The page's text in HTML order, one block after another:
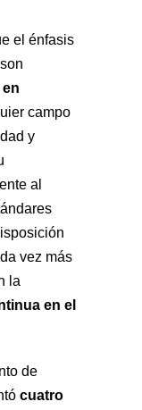
el énfasis
campo
y
al
vez más
la
en el
de
cuatro